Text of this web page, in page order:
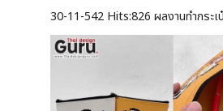
30-11-542 Hits:826 ผลงานทำกระเ